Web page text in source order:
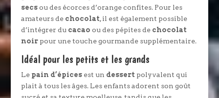
secsou des écorces d’orange confites. Pour les
amateurs de chocolat, il est également possible
d’intégrer du cacao ou des pépites de chocolat
noirpour une touche gourmande supplémentaire.
Idéal pour les petits et les grands
Le pain d’épicesest un dessert polyvalent qui
plait à tous les âges. Les enfants adorent son goût